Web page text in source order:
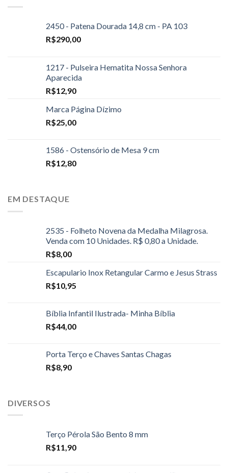
2450 - Patena Dourada 14,8 cm - PA 103
R$290,00
1217 - Pulseira Hematita Nossa Senhora
Aparecida
R$12,90
Marca Página Dízimo
R$25,00
1586 - Ostensório de Mesa 9 cm
R$12,80
EM DESTAQUE
2535 - Folheto Novena da Medalha Milagrosa.
Venda com 10 Unidades. R$ 0,80 a Unidade.
R$8,00
Escapulario Inox Retangular Carmo e Jesus Strass
R$10,95
Bíblia Infantil Ilustrada- Minha Bíblia
R$44,00
Porta Terço e Chaves Santas Chagas
R$8,90
DIVERSOS
Terço Pérola São Bento 8 mm
R$11,90